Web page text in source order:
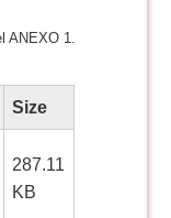
ANEXO 1.
Size
287.11
KB